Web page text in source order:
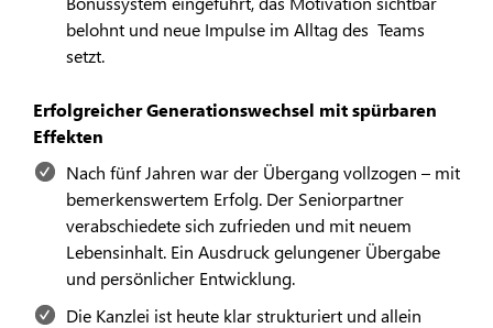
belohnt und neue Impulse im Alltag des Teams
setzt.
Erfolgreicher Generationswechsel mit spürbaren
Effekten
Nach fünf Jahren war der Übergang vollzogen – mit
bemerkenswertem Erfolg. Der Seniorpartner
verabschiedete sich zufrieden und mit neuem
Lebensinhalt. Ein Ausdruck gelungener Übergabe
und persönlicher Entwicklung.
Die Kanzlei ist heute klar strukturiert und allein